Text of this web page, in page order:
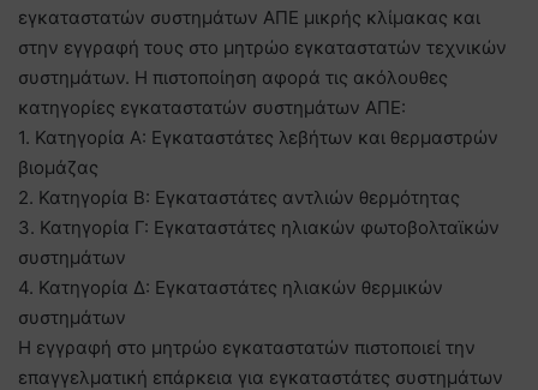
εγκαταστατών συστημάτων ΑΠΕ μικρής κλίμακας και
στην εγγραφή τους στο μητρώο εγκαταστατών τεχνικών
συστημάτων. Η πιστοποίηση αφορά τις ακόλουθες
κατηγορίες εγκαταστατών συστημάτων ΑΠΕ:
1. Κατηγορία Α: Εγκαταστάτες λεβήτων και θερμαστρών
βιομάζας
2. Κατηγορία Β: Εγκαταστάτες αντλιών θερμότητας
3. Κατηγορία Γ: Εγκαταστάτες ηλιακών φωτοβολταϊκών
συστημάτων
4. Κατηγορία Δ: Εγκαταστάτες ηλιακών θερμικών
συστημάτων
Η εγγραφή στο μητρώο εγκαταστατών πιστοποιεί την
επαγγελματική επάρκεια για εγκαταστάτες συστημάτων